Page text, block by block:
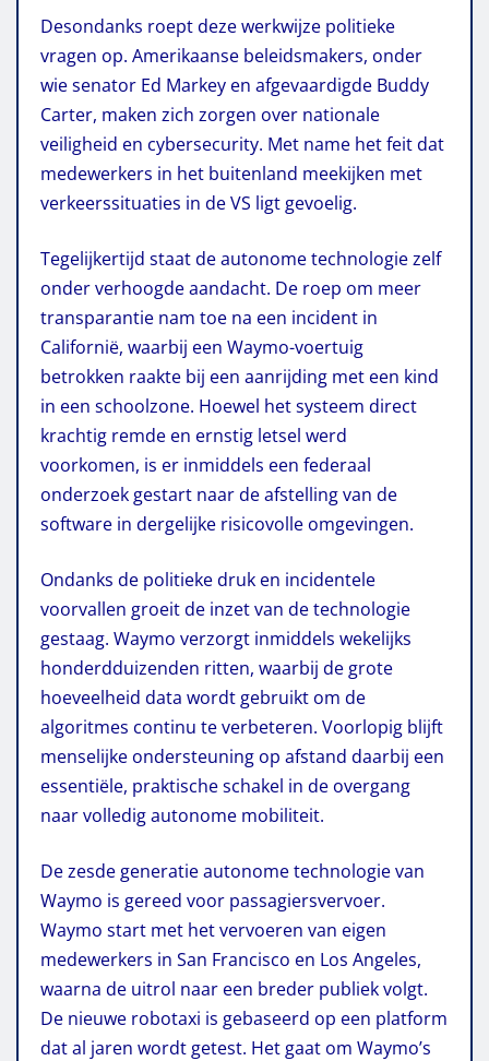
Desondanks roept deze werkwijze politieke
vragen op. Amerikaanse beleidsmakers, onder
wie senator Ed Markey en afgevaardigde Buddy
Carter, maken zich zorgen over nationale
veiligheid en cybersecurity. Met name het feit dat
medewerkers in het buitenland meekijken met
verkeerssituaties in de VS ligt gevoelig.
Tegelijkertijd staat de autonome technologie zelf
onder verhoogde aandacht. De roep om meer
transparantie nam toe na een incident in
Californië, waarbij een Waymo-voertuig
betrokken raakte bij een aanrijding met een kind
in een schoolzone. Hoewel het systeem direct
krachtig remde en ernstig letsel werd
voorkomen, is er inmiddels een federaal
onderzoek gestart naar de afstelling van de
software in dergelijke risicovolle omgevingen.
Ondanks de politieke druk en incidentele
voorvallen groeit de inzet van de technologie
gestaag. Waymo verzorgt inmiddels wekelijks
honderdduizenden ritten, waarbij de grote
hoeveelheid data wordt gebruikt om de
algoritmes continu te verbeteren. Voorlopig blijft
menselijke ondersteuning op afstand daarbij een
essentiële, praktische schakel in de overgang
naar volledig autonome mobiliteit.
De zesde generatie autonome technologie van
Waymo is gereed voor passagiersvervoer.
Waymo start met het vervoeren van eigen
medewerkers in San Francisco en Los Angeles,
waarna de uitrol naar een breder publiek volgt.
De nieuwe robotaxi is gebaseerd op een platform
dat al jaren wordt getest. Het gaat om Waymo’s